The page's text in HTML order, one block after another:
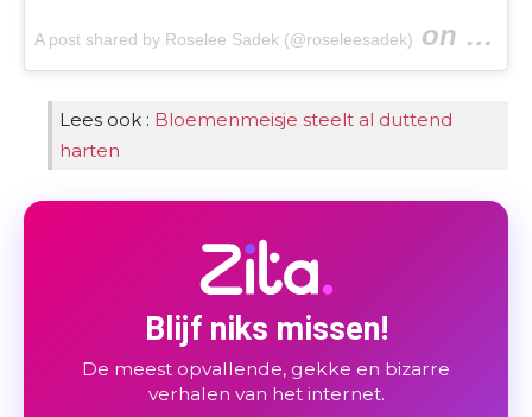
A post shared by Roselee Sadek (@roseleesadek) on Oct 23,
Lees ook : Bloemenmeisje steelt al duttend
harten
Blijf niks missen!
De meest opvallende, gekke en bizarre
verhalen van het internet.